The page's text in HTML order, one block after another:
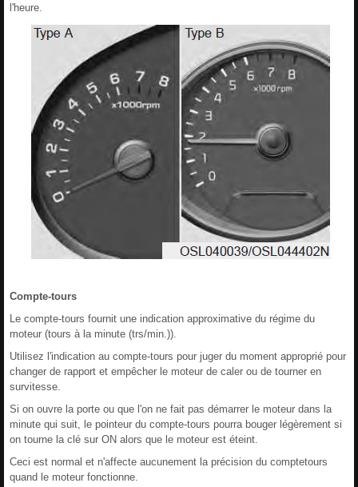
l'heure.
Compte-tours
Le compte-tours fournit une indication approximative du régime du
moteur (tours à la minute (trs/min.)).
Utilisez l'indication au compte-tours pour juger du moment approprié pour
changer de rapport et empêcher le moteur de caler ou de tourner en
survitesse.
Si on ouvre la porte ou que l'on ne fait pas démarrer le moteur dans la
minute qui suit, le pointeur du compte-tours pourra bouger légèrement si
on tourne la clé sur ON alors que le moteur est éteint.
Ceci est normal et n'affecte aucunement la précision du comptetours
quand le moteur fonctionne.